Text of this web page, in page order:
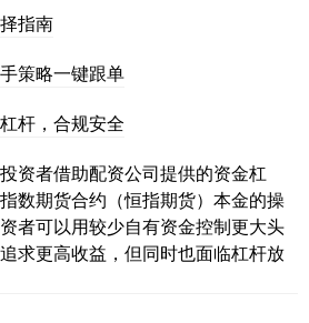
指南
策略一键跟单
杆，合规安全
资者借助配资公司提供的资金杠
数期货合约（恒指期货）本金的操
者可以用较少自有资金控制更大头
求更高收益，但同时也面临杠杆放